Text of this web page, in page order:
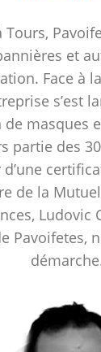
Tours,
et
Face à
s’est
masques
partie des
d’une
de la
Ludovic
Pavoifetes,